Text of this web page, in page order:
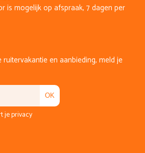
is mogelijk op afspraak, 7 dagen per
ruitervakantie en aanbieding, meld je
OK
je privacy